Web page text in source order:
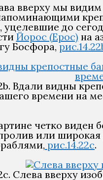
вверху мы видим
уцелевшие до
Йорос (Ерос) на
Босфора,
Вдали видны
времени на
четко виден
или широкая
рис.14.22c.
Слева вверху